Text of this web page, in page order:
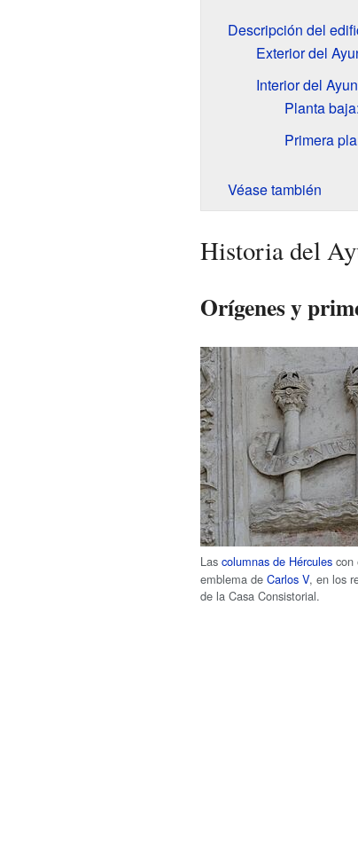
Descripción del
Exterior del
Interior del
Planta
Primera
Véase también
Historia del
Orígenes y
Las columnas de Hérculescon
emblema de Carlos V, en los
de la Casa Consistorial.